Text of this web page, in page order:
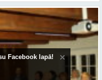
Facebook lapā!